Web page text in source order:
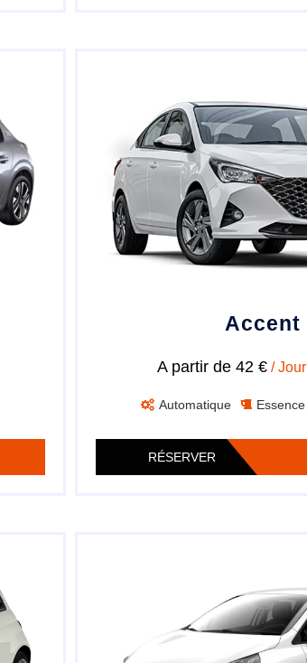
Accent
A partir de 42 €/ Jour
Automatique Essence
RÉSERVER